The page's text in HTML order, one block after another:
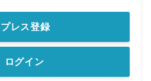
プレス登録
ログイン